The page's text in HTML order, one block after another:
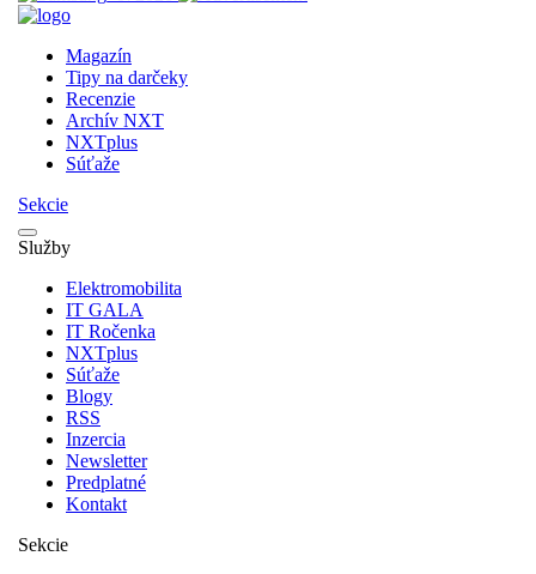
Magazín
Tipy na darčeky
Recenzie
Archív NXT
NXTplus
Súťaže
Sekcie
Služby
Elektromobilita
IT GALA
IT Ročenka
NXTplus
Súťaže
Blogy
RSS
Inzercia
Newsletter
Predplatné
Kontakt
Sekcie